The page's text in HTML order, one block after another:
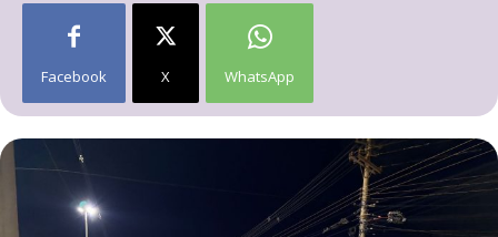
Facebook X WhatsApp